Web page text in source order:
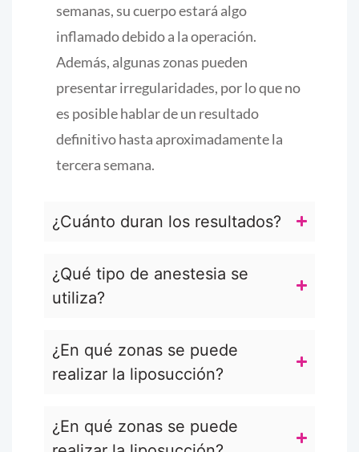
semanas, su cuerpo estará algo
inflamado debido a la operación.
Además, algunas zonas pueden
presentar irregularidades, por lo que no
es posible hablar de un resultado
definitivo hasta aproximadamente la
tercera semana.
¿Cuánto duran los resultados?
¿Qué tipo de anestesia se
utiliza?
¿En qué zonas se puede
realizar la liposucción?
¿En qué zonas se puede